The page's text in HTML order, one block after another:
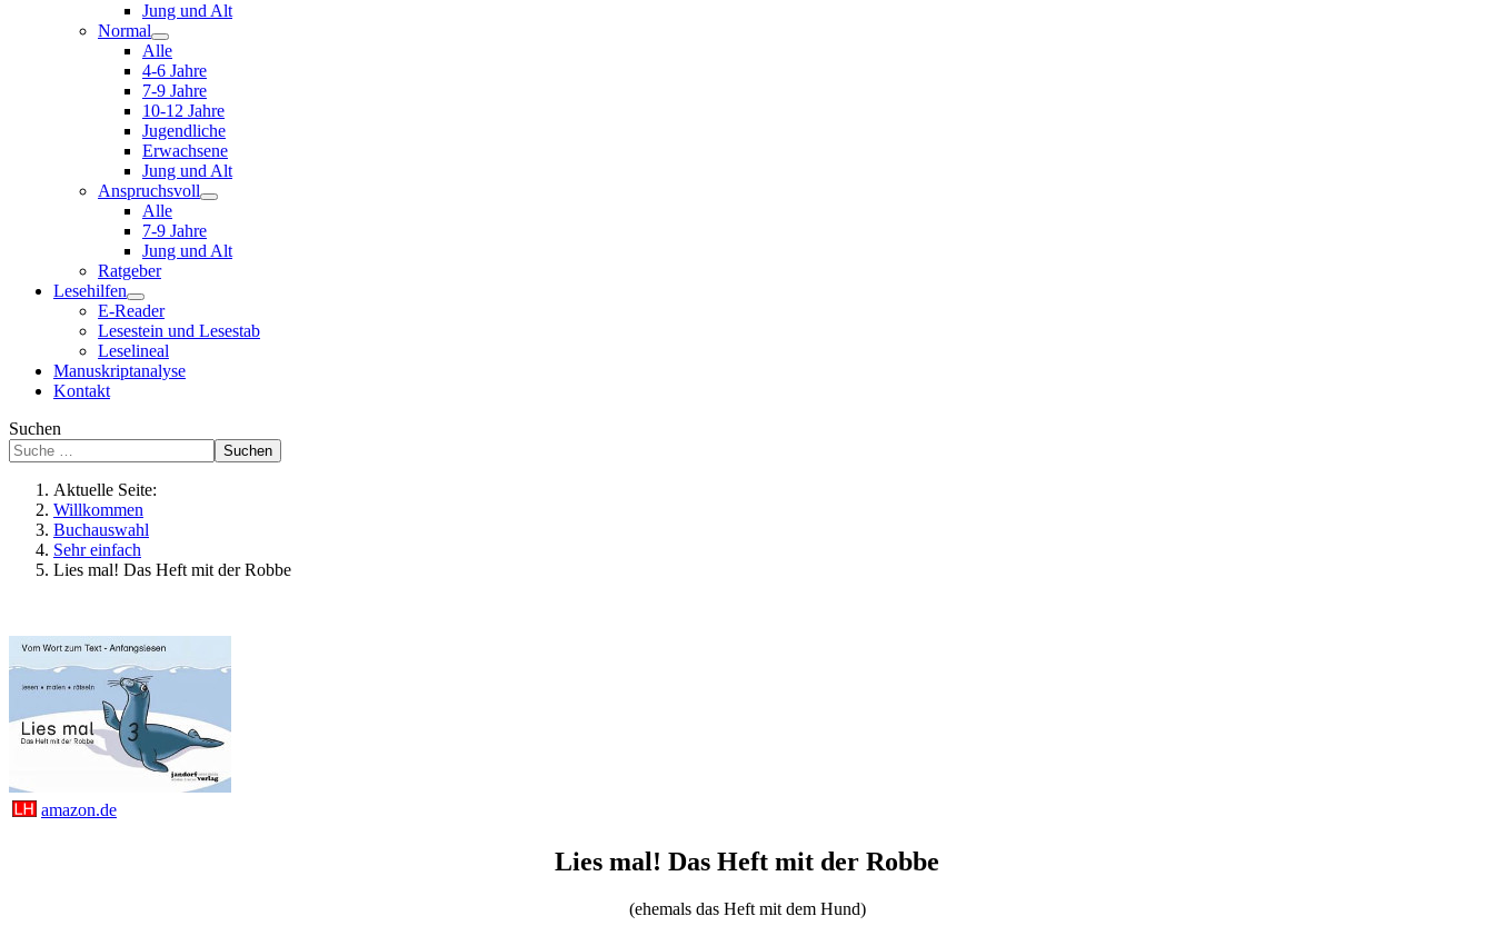
Jung und Alt
Normal
Alle
4-6 Jahre
7-9 Jahre
10-12 Jahre
Jugendliche
Erwachsene
Jung und Alt
Anspruchsvoll
Alle
7-9 Jahre
Jung und Alt
Ratgeber
Lesehilfen
E-Reader
Lesestein und Lesestab
Leselineal
Manuskriptanalyse
Kontakt
Suchen
Suchen
Aktuelle Seite:
Willkommen
Buchauswahl
Sehr einfach
Lies mal! Das Heft mit der Robbe
amazon.de
Lies mal! Das Heft mit der Robbe
(ehemals das Heft mit dem Hund)